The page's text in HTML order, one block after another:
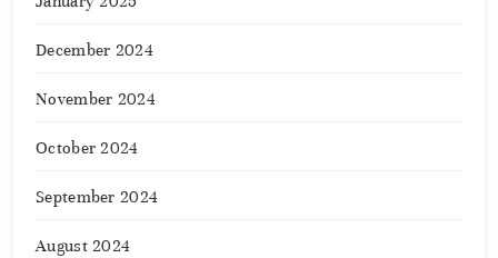
December 2024
November 2024
October 2024
September 2024
August 2024